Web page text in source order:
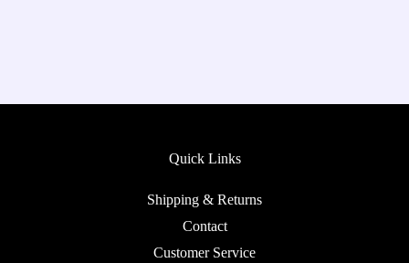
Quick Links
Shipping & Returns
Contact
Customer Service